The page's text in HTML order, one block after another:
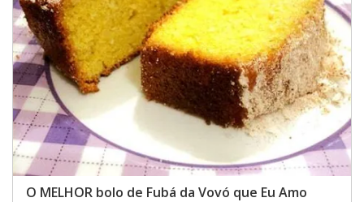
O MELHOR bolo de Fubá da Vovó que Eu Amo